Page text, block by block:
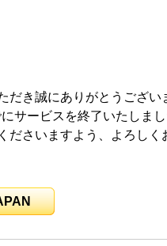
き誠にありがとうござい
サービスを終了いたしまし
ださいますよう、よろしく